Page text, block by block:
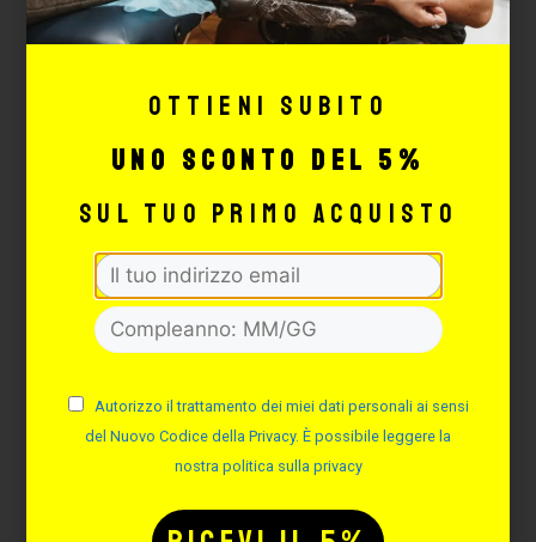
PERMA BLEND LUXE –
Cod. PBL51
Disponibilità immediata
40,87 €
Ottieni subito
uno sconto del 5%
sul tuo primo acquisto
Autorizzo il trattamento dei miei dati personali ai sensi
del Nuovo Codice della Privacy. È possibile leggere la
nostra politica sulla privacy